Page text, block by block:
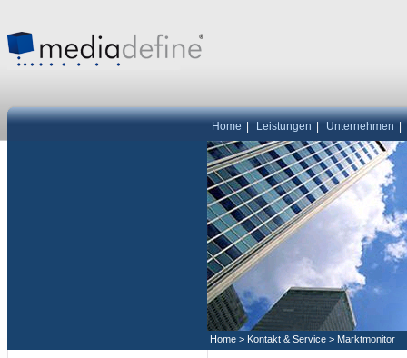
Home Leistungen Unternehmen
Home > Kontakt & Service > Marktmonitor